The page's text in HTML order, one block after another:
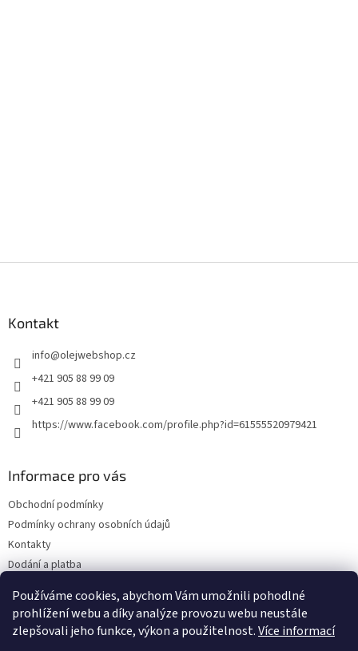
Používáme cookies, abychom Vám umožnili pohodlné
prohlížení webu a díky analýze provozu webu neustále
zlepšovali jeho funkce, výkon a použitelnost.Více informací
Kontakt
info@olejwebshop.cz
+421 905 88 99 09
+421 905 88 99 09
https://www.facebook.com/profile.php?id=61555520979421
Informace pro vás
Obchodní podmínky
Podmínky ochrany osobních údajů
Kontakty
Dodání a platba
Hodnocení obchodu